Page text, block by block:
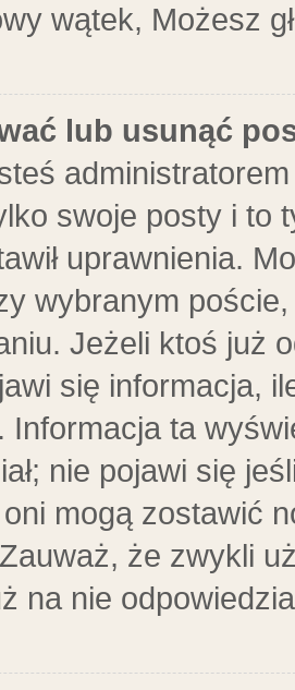
wątek, Możesz
lub usunąć
swoje posty i to
uprawnienia.
wybranym
Jeżeli ktoś już
się informacja,
Informacja ta
nie pojawi się
mogą zostawić
że zwykli
na nie